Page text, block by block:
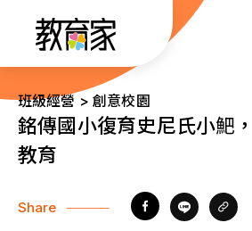
內
::: 班級經營 > 創意校園
銘傳國小復育史尼氏小䰾
教育
Share